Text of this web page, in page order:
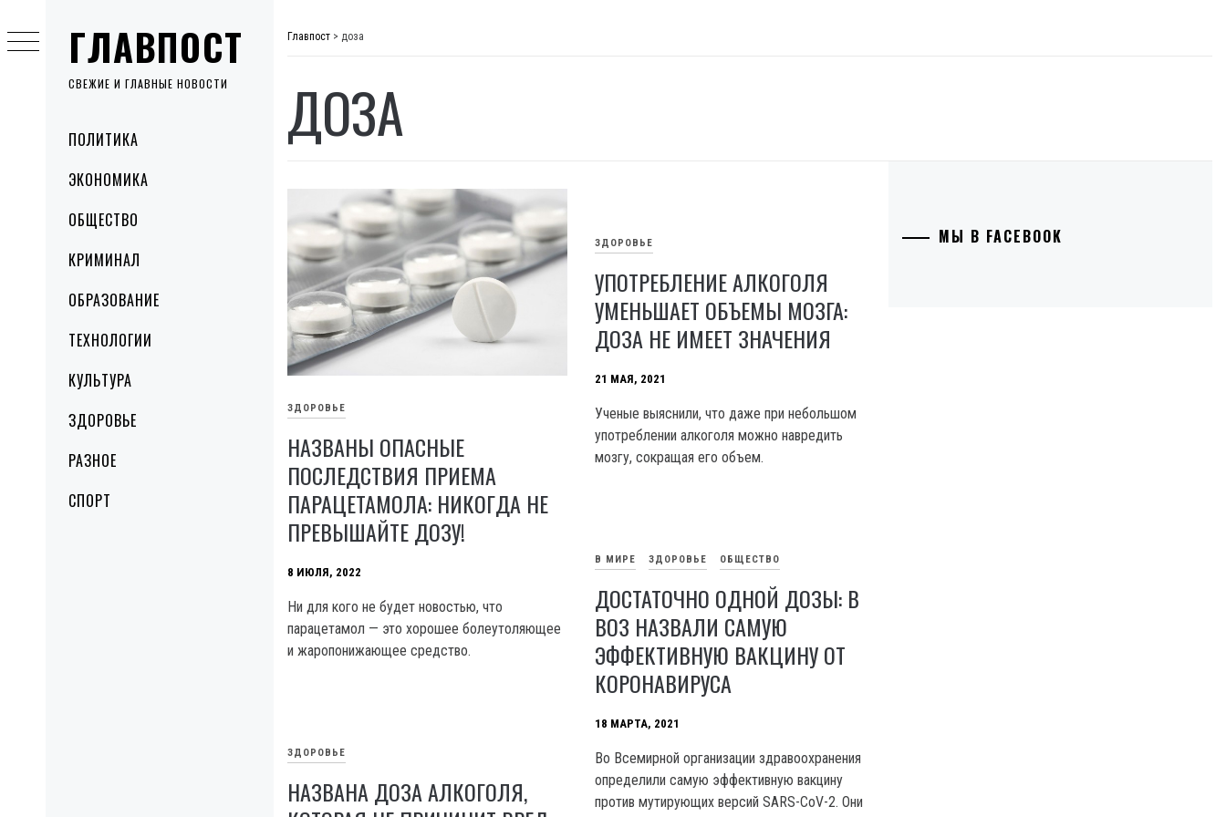
ГЛАВПОСТ
СВЕЖИЕ И ГЛАВНЫЕ НОВОСТИ
MenuПОЛИТИКА
ЭКОНОМИКА
ОБЩЕСТВО
КРИМИНАЛ
ОБРАЗОВАНИЕ
ТЕХНОЛОГИИ
КУЛЬТУРА
ЗДОРОВЬЕ
РАЗНОЕ
СПОРТ
to
content
Главпост > доза
ДОЗА
ЗДОРОВЬЕ
НАЗВАНЫ ОПАСНЫЕ
ПОСЛЕДСТВИЯ ПРИЕМА
ПАРАЦЕТАМОЛА: НИКОГДА НЕ
ПРЕВЫШАЙТЕ ДОЗУ!
8 ИЮЛЯ, 2022
Ни для кого не будет новостью, что
парацетамол — это хорошее болеутоляющее
и жаропонижающее средство.
ЗДОРОВЬЕ
УПОТРЕБЛЕНИЕ АЛКОГОЛЯ
УМЕНЬШАЕТ ОБЪЕМЫ МОЗГА:
ДОЗА НЕ ИМЕЕТ ЗНАЧЕНИЯ
21 МАЯ, 2021
Ученые выяснили, что даже при небольшом
употреблении алкоголя можно навредить
мозгу, сокращая его объем.
В МИРЕ ЗДОРОВЬЕ ОБЩЕСТВО
ДОСТАТОЧНО ОДНОЙ ДОЗЫ: В
ВОЗ НАЗВАЛИ САМУЮ
ЭФФЕКТИВНУЮ ВАКЦИНУ ОТ
КОРОНАВИРУСА
18 МАРТА, 2021
Во Всемирной организации здравоохранения
определили самую эффективную вакцину
против мутирующих версий SARS-CoV-2. Они
ЗДОРОВЬЕ
НАЗВАНА ДОЗА АЛКОГОЛЯ,
МЫ В FACEBOOK